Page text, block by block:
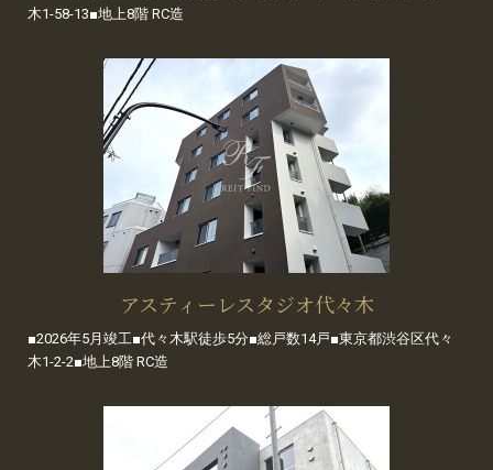
木1-58-13■地上8階 RC造
アスティーレスタジオ代々木
■2026年5月竣工■代々木駅徒歩5分■総戸数14戸■東京都渋谷区代々
木1-2-2■地上8階 RC造